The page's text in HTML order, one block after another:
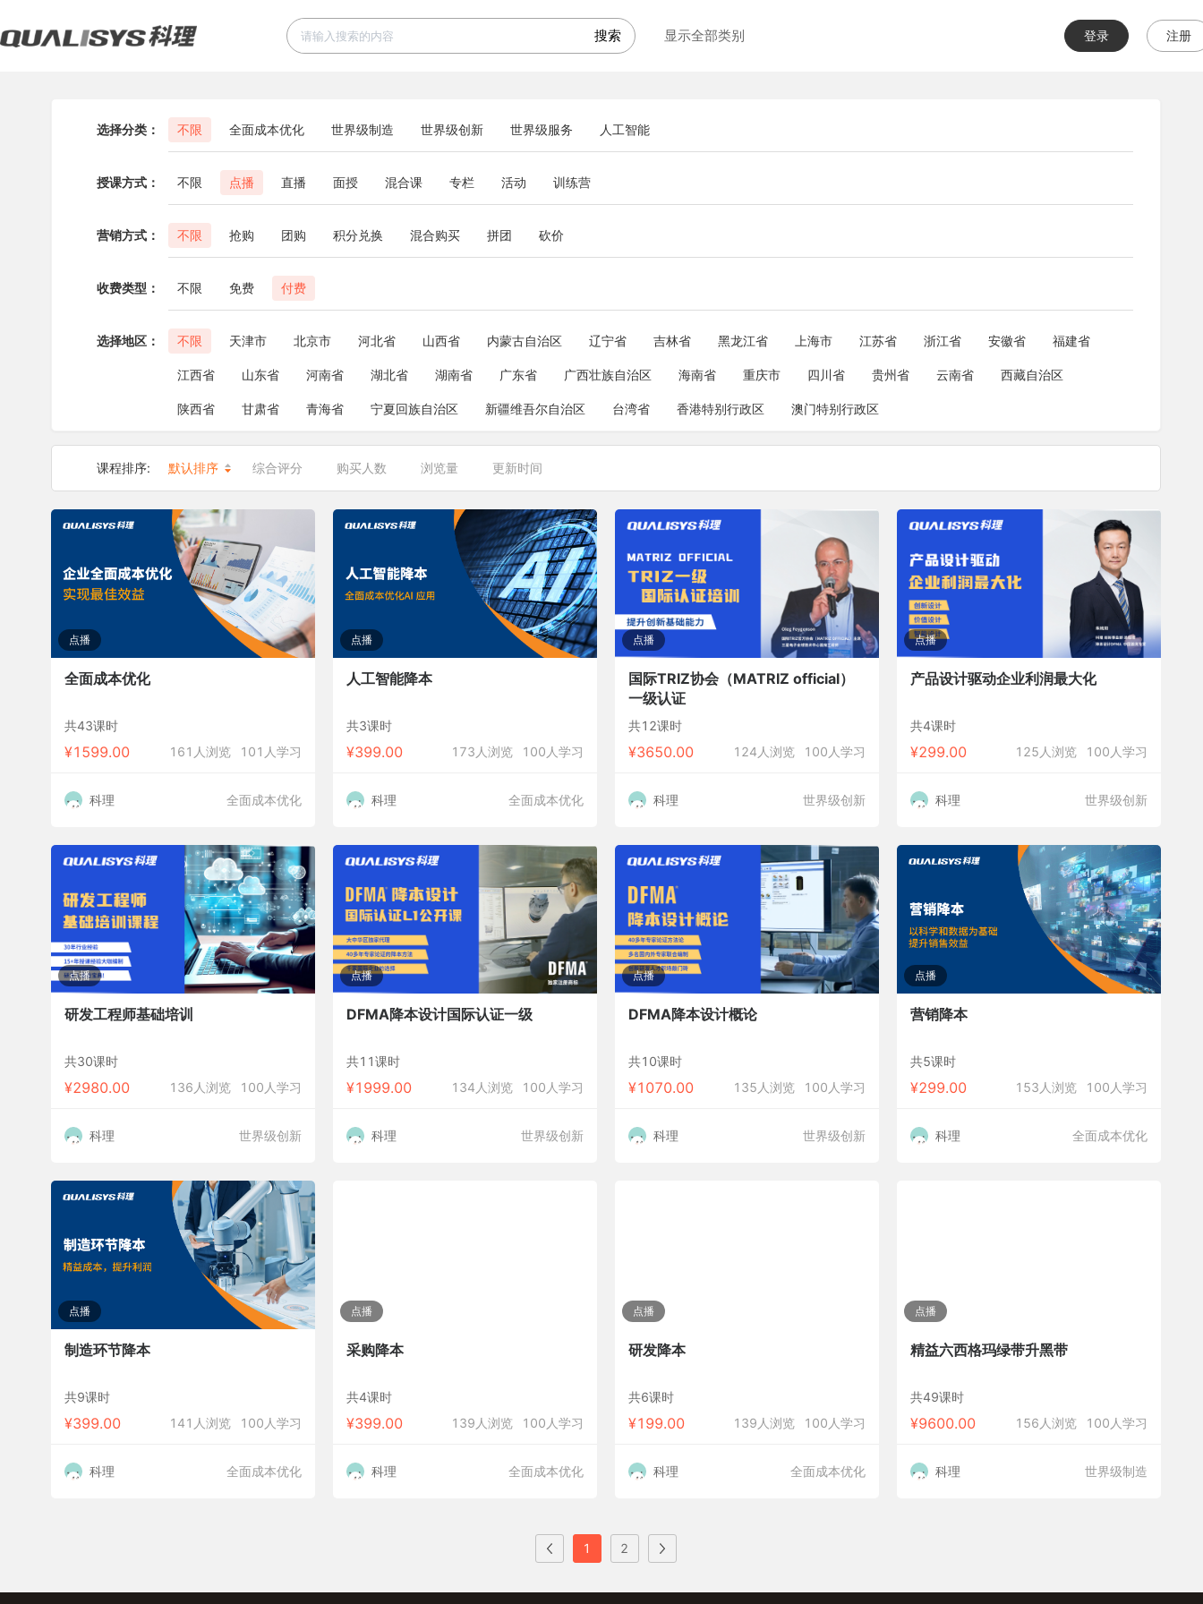
显示全部类别 登录 注册
选择分类： 不限 全面成本优化 世界级制造 世界级创新 世界级服务 人工智能
授课方式： 不限 点播 直播 面授 混合课 专栏 活动 训练营
营销方式： 不限 抢购 团购 积分兑换 混合购买 拼团 砍价
收费类型： 不限 免费 付费
选择地区： 不限 天津市 北京市 河北省 山西省 内蒙古自治区 辽宁省 吉林省 黑龙江省 上海市 江苏省 浙江省 安徽省 福建省
江西省 山东省 河南省 湖北省 湖南省 广东省 广西壮族自治区 海南省 重庆市 四川省 贵州省 云南省 西藏自治区
陕西省 甘肃省 青海省 宁夏回族自治区 新疆维吾尔自治区 台湾省 香港特别行政区 澳门特别行政区
课程排序: 默认排序 综合评分 购买人数 浏览量 更新时间
点播
全面成本优化
共43课时
¥1599.00 101人学习
161人浏览
全面成本优化
科理
点播
人工智能降本
共3课时
¥399.00 100人学习
173人浏览
全面成本优化
科理
点播
国际TRIZ协会（MATRIZ official）
一级认证
共12课时
¥3650.00 100人学习
124人浏览
世界级创新
科理
点播
产品设计驱动企业利润最大化
共4课时
¥299.00 100人学习
125人浏览
世界级创新
科理
点播
研发工程师基础培训
共30课时
¥2980.00 100人学习
136人浏览
世界级创新
科理
点播
DFMA降本设计国际认证一级
共11课时
¥1999.00 100人学习
134人浏览
世界级创新
科理
点播
DFMA降本设计概论
共10课时
¥1070.00 100人学习
135人浏览
世界级创新
科理
点播
营销降本
共5课时
¥299.00 100人学习
153人浏览
全面成本优化
科理
点播
制造环节降本
共9课时
¥399.00 100人学习
141人浏览
全面成本优化
科理
点播
采购降本
共4课时
¥399.00 100人学习
139人浏览
全面成本优化
科理
点播
研发降本
共6课时
¥199.00 100人学习
139人浏览
全面成本优化
科理
点播
精益六西格玛绿带升黑带
共49课时
¥9600.00 100人学习
156人浏览
世界级制造
科理
1 2